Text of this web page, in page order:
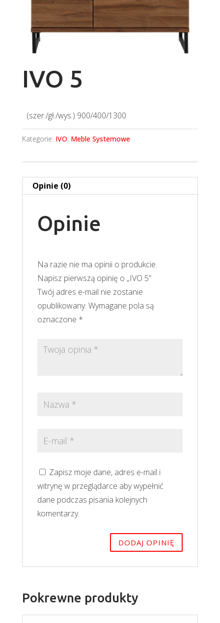
IVO 5
(szer./gł./wys.) 900/400/1300
Kategorie: IVO, Meble Systemowe
Opinie (0)
Opinie
Na razie nie ma opinii o produkcie.
Napisz pierwszą opinię o „IVO 5”
Twój adres e-mail nie zostanie
opublikowany. Wymagane pola są
oznaczone *
Zapisz moje dane, adres e-mail i
witrynę w przeglądarce aby wypełnić
dane podczas pisania kolejnych
komentarzy.
Pokrewne produkty